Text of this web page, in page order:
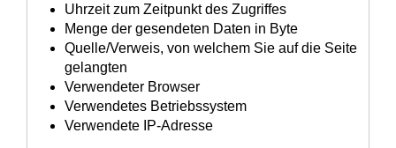
Uhrzeit zum Zeitpunkt des Zugriffes
Menge der gesendeten Daten in Byte
Quelle/Verweis, von welchem Sie auf die Seite
gelangten
Verwendeter Browser
Verwendetes Betriebssystem
Verwendete IP-Adresse